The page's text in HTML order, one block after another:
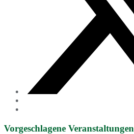
Vorgeschlagene Veranstaltungen